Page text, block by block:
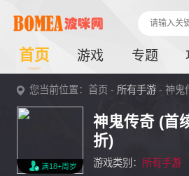
首页 游戏 专题
您当前位置：首页 - 所有手游 - 神鬼
满18+周岁
神鬼传奇 (首
折)
游戏类别： 所有手游